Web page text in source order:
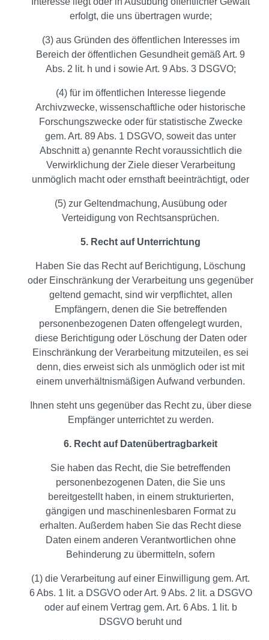
erfolgt, die uns übertragen wurde;
(3) aus Gründen des öffentlichen Interesses im
Bereich der öffentlichen Gesundheit gemäß Art. 9
Abs. 2 lit. h und i sowie Art. 9 Abs. 3 DSGVO;
(4) für im öffentlichen Interesse liegende
Archivzwecke, wissenschaftliche oder historische
Forschungszwecke oder für statistische Zwecke
gem. Art. 89 Abs. 1 DSGVO, soweit das unter
Abschnitt a) genannte Recht voraussichtlich die
Verwirklichung der Ziele dieser Verarbeitung
unmöglich macht oder ernsthaft beeinträchtigt, oder
(5) zur Geltendmachung, Ausübung oder
Verteidigung von Rechtsansprüchen.
5. Recht auf Unterrichtung
Haben Sie das Recht auf Berichtigung, Löschung
oder Einschränkung der Verarbeitung uns gegenüber
geltend gemacht, sind wir verpflichtet, allen
Empfängern, denen die Sie betreffenden
personenbezogenen Daten offengelegt wurden,
diese Berichtigung oder Löschung der Daten oder
Einschränkung der Verarbeitung mitzuteilen, es sei
denn, dies erweist sich als unmöglich oder ist mit
einem unverhältnismäßigen Aufwand verbunden.
Ihnen steht uns gegenüber das Recht zu, über diese
Empfänger unterrichtet zu werden.
6. Recht auf Datenübertragbarkeit
Sie haben das Recht, die Sie betreffenden
personenbezogenen Daten, die Sie uns
bereitgestellt haben, in einem strukturierten,
gängigen und maschinenlesbaren Format zu
erhalten. Außerdem haben Sie das Recht diese
Daten einem anderen Verantwortlichen ohne
Behinderung zu übermitteln, sofern
(1) die Verarbeitung auf einer Einwilligung gem. Art.
6 Abs. 1 lit. a DSGVO oder Art. 9 Abs. 2 lit. a DSGVO
oder auf einem Vertrag gem. Art. 6 Abs. 1 lit. b
DSGVO beruht und